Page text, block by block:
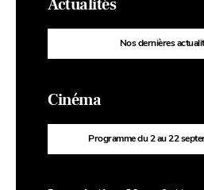
Actualités
Nos dernières
Cinéma
Programme du 2 au 22